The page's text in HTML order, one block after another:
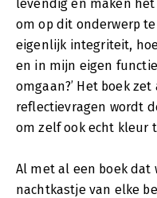
levendig en maken
om op dit onderwerp
eigenlijk integriteit,
en in mijn eigen
omgaan?’ Het boek
reflectievragen wordt
om zelf ook echt kleur
Al met al een boek
nachtkastje van elke